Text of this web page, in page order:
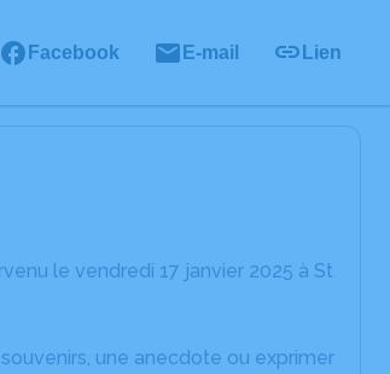
Facebook E-mail Lien
le vendredi 17 janvier 2025 à St
une anecdote ou exprimer